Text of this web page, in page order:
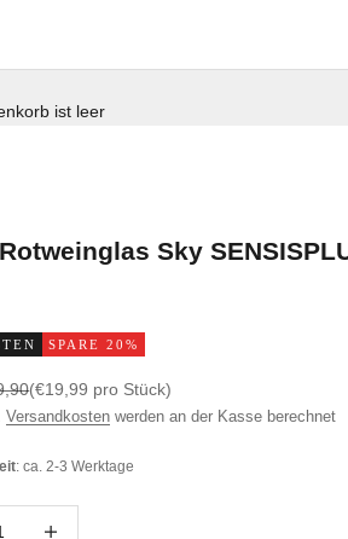
ist leer
Sky
SPARE 20%
Preis
(€19,99 pro Stück)
Versandkosten werden an der Kasse berechnet
: ca. 2-3 Werktage